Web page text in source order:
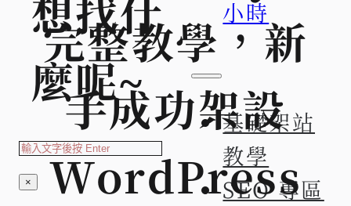
小時
基礎架站
教學
SEO 專區
麼呢~
搜
索
×
完整教學，新
手成功架設
WordPress